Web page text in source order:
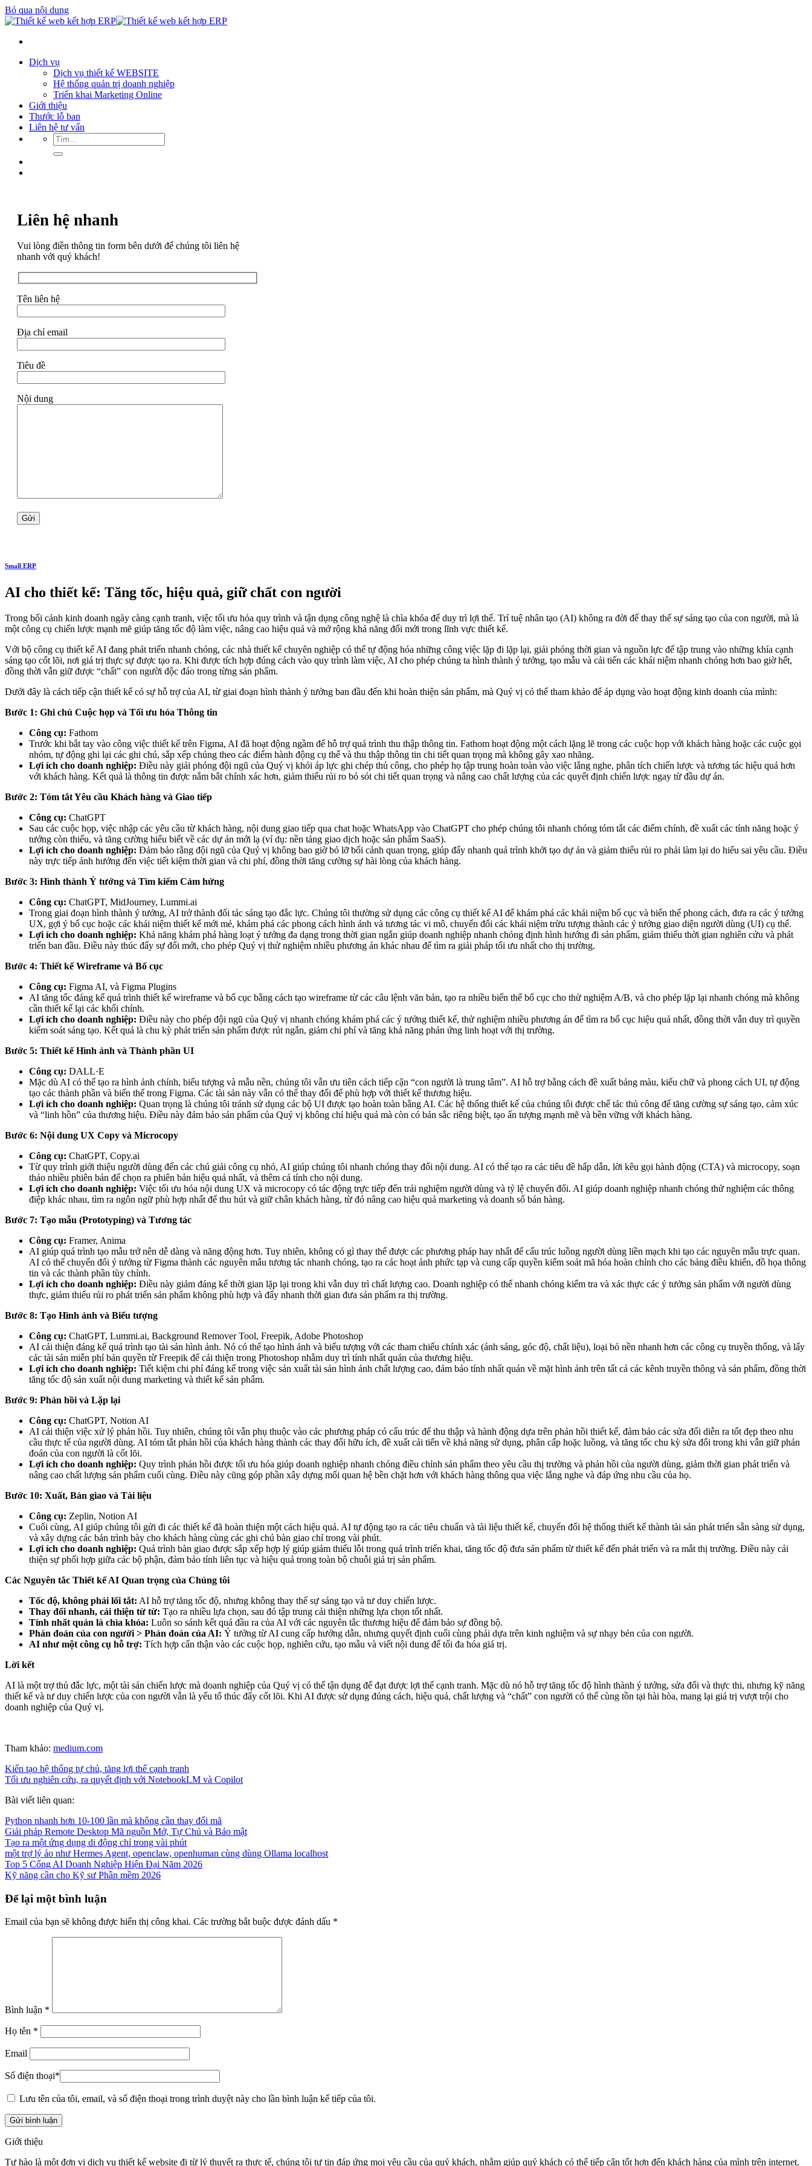
Bỏ qua nội dung
Dịch vụ
Dịch vụ thiết kế WEBSITE
Hệ thống quản trị doanh nghiệp
Triển khai Marketing Online
Giới thiệu
Thước lỗ ban
Liên hệ tư vấn
Liên hệ nhanh
Vui lòng điền thông tin form bên dưới để chúng tôi liên hệ
nhanh với quý khách!
Tên liên hệ
Địa chỉ email
Tiêu đề
Nội dung
Small ERP
AI cho thiết kế: Tăng tốc, hiệu quả, giữ chất con người
Trong bối cảnh kinh doanh ngày càng cạnh tranh, việc tối ưu hóa quy trình và tận dụng công nghệ là chìa khóa để duy trì lợi thế. Trí tuệ nhân tạo (AI) không ra đời để thay thế sự sáng tạo của con người, mà là
một công cụ chiến lược mạnh mẽ giúp tăng tốc độ làm việc, nâng cao hiệu quả và mở rộng khả năng đổi mới trong lĩnh vực thiết kế.
Với bộ công cụ thiết kế AI đang phát triển nhanh chóng, các nhà thiết kế chuyên nghiệp có thể tự động hóa những công việc lặp đi lặp lại, giải phóng thời gian và nguồn lực để tập trung vào những khía cạnh
sáng tạo cốt lõi, nơi giá trị thực sự được tạo ra. Khi được tích hợp đúng cách vào quy trình làm việc, AI cho phép chúng ta hình thành ý tưởng, tạo mẫu và cải tiến các khái niệm nhanh chóng hơn bao giờ hết,
đồng thời vẫn giữ được “chất” con người độc đáo trong từng sản phẩm.
Dưới đây là cách tiếp cận thiết kế có sự hỗ trợ của AI, từ giai đoạn hình thành ý tưởng ban đầu đến khi hoàn thiện sản phẩm, mà Quý vị có thể tham khảo để áp dụng vào hoạt động kinh doanh của mình:
Bước 1: Ghi chú Cuộc họp và Tối ưu hóa Thông tin
Công cụ: Fathom
Trước khi bắt tay vào công việc thiết kế trên Figma, AI đã hoạt động ngầm để hỗ trợ quá trình thu thập thông tin. Fathom hoạt động một cách lặng lẽ trong các cuộc họp với khách hàng hoặc các cuộc gọi
nhóm, tự động ghi lại các ghi chú, sắp xếp chúng theo các điểm hành động cụ thể và thu thập thông tin chi tiết quan trọng mà không gây xao nhãng.
Lợi ích cho doanh nghiệp: Điều này giải phóng đội ngũ của Quý vị khỏi áp lực ghi chép thủ công, cho phép họ tập trung hoàn toàn vào việc lắng nghe, phân tích chiến lược và tương tác hiệu quả hơn
với khách hàng. Kết quả là thông tin được nắm bắt chính xác hơn, giảm thiểu rủi ro bỏ sót chi tiết quan trọng và nâng cao chất lượng của các quyết định chiến lược ngay từ đầu dự án.
Bước 2: Tóm tắt Yêu cầu Khách hàng và Giao tiếp
Công cụ: ChatGPT
Sau các cuộc họp, việc nhập các yêu cầu từ khách hàng, nội dung giao tiếp qua chat hoặc WhatsApp vào ChatGPT cho phép chúng tôi nhanh chóng tóm tắt các điểm chính, đề xuất các tính năng hoặc ý
tưởng còn thiếu, và tăng cường hiểu biết về các dự án mới lạ (ví dụ: nền tảng giao dịch hoặc sản phẩm SaaS).
Lợi ích cho doanh nghiệp: Đảm bảo rằng đội ngũ của Quý vị không bao giờ bỏ lỡ bối cảnh quan trọng, giúp đẩy nhanh quá trình khởi tạo dự án và giảm thiểu rủi ro phải làm lại do hiểu sai yêu cầu. Điều
này trực tiếp ảnh hưởng đến việc tiết kiệm thời gian và chi phí, đồng thời tăng cường sự hài lòng của khách hàng.
Bước 3: Hình thành Ý tưởng và Tìm kiếm Cảm hứng
Công cụ: ChatGPT, MidJourney, Lummi.ai
Trong giai đoạn hình thành ý tưởng, AI trở thành đối tác sáng tạo đắc lực. Chúng tôi thường sử dụng các công cụ thiết kế AI để khám phá các khái niệm bố cục và biến thể phong cách, đưa ra các ý tưởng
UX, gợi ý bố cục hoặc các khái niệm thiết kế mới mẻ, khám phá các phong cách hình ảnh và tương tác vi mô, chuyển đổi các khái niệm trừu tượng thành các ý tưởng giao diện người dùng (UI) cụ thể.
Lợi ích cho doanh nghiệp: Khả năng khám phá hàng loạt ý tưởng đa dạng trong thời gian ngắn giúp doanh nghiệp nhanh chóng định hình hướng đi sản phẩm, giảm thiểu thời gian nghiên cứu và phát
triển ban đầu. Điều này thúc đẩy sự đổi mới, cho phép Quý vị thử nghiệm nhiều phương án khác nhau để tìm ra giải pháp tối ưu nhất cho thị trường.
Bước 4: Thiết kế Wireframe và Bố cục
Công cụ: Figma AI, và Figma Plugins
AI tăng tốc đáng kể quá trình thiết kế wireframe và bố cục bằng cách tạo wireframe từ các câu lệnh văn bản, tạo ra nhiều biến thể bố cục cho thử nghiệm A/B, và cho phép lặp lại nhanh chóng mà không
cần thiết kế lại các khối chính.
Lợi ích cho doanh nghiệp: Điều này cho phép đội ngũ của Quý vị nhanh chóng khám phá các ý tưởng thiết kế, thử nghiệm nhiều phương án để tìm ra bố cục hiệu quả nhất, đồng thời vẫn duy trì quyền
kiểm soát sáng tạo. Kết quả là chu kỳ phát triển sản phẩm được rút ngắn, giảm chi phí và tăng khả năng phản ứng linh hoạt với thị trường.
Bước 5: Thiết kế Hình ảnh và Thành phần UI
Công cụ: DALL·E
Mặc dù AI có thể tạo ra hình ảnh chính, biểu tượng và mẫu nền, chúng tôi vẫn ưu tiên cách tiếp cận “con người là trung tâm”. AI hỗ trợ bằng cách đề xuất bảng màu, kiểu chữ và phong cách UI, tự động
tạo các thành phần và biến thể trong Figma. Các tài sản này vẫn có thể thay đổi để phù hợp với thiết kế thương hiệu.
Lợi ích cho doanh nghiệp: Quan trọng là chúng tôi tránh sử dụng các bộ UI được tạo hoàn toàn bằng AI. Các hệ thống thiết kế của chúng tôi được chế tác thủ công để tăng cường sự sáng tạo, cảm xúc
và “linh hồn” của thương hiệu. Điều này đảm bảo sản phẩm của Quý vị không chỉ hiệu quả mà còn có bản sắc riêng biệt, tạo ấn tượng mạnh mẽ và bền vững với khách hàng.
Bước 6: Nội dung UX Copy và Microcopy
Công cụ: ChatGPT, Copy.ai
Từ quy trình giới thiệu người dùng đến các chú giải công cụ nhỏ, AI giúp chúng tôi nhanh chóng thay đổi nội dung. AI có thể tạo ra các tiêu đề hấp dẫn, lời kêu gọi hành động (CTA) và microcopy, soạn
thảo nhiều phiên bản để chọn ra phiên bản hiệu quả nhất, và thêm cá tính cho nội dung.
Lợi ích cho doanh nghiệp: Việc tối ưu hóa nội dung UX và microcopy có tác động trực tiếp đến trải nghiệm người dùng và tỷ lệ chuyển đổi. AI giúp doanh nghiệp nhanh chóng thử nghiệm các thông
điệp khác nhau, tìm ra ngôn ngữ phù hợp nhất để thu hút và giữ chân khách hàng, từ đó nâng cao hiệu quả marketing và doanh số bán hàng.
Bước 7: Tạo mẫu (Prototyping) và Tương tác
Công cụ: Framer, Anima
AI giúp quá trình tạo mẫu trở nên dễ dàng và năng động hơn. Tuy nhiên, không có gì thay thế được các phương pháp hay nhất để cấu trúc luồng người dùng liền mạch khi tạo các nguyên mẫu trực quan.
AI có thể chuyển đổi ý tưởng từ Figma thành các nguyên mẫu tương tác nhanh chóng, tạo ra các hoạt ảnh phức tạp và cung cấp quyền kiểm soát mã hóa hoàn chỉnh cho các bảng điều khiển, đồ họa thông
tin và các thành phần tùy chỉnh.
Lợi ích cho doanh nghiệp: Điều này giảm đáng kể thời gian lặp lại trong khi vẫn duy trì chất lượng cao. Doanh nghiệp có thể nhanh chóng kiểm tra và xác thực các ý tưởng sản phẩm với người dùng
thực, giảm thiểu rủi ro phát triển sản phẩm không phù hợp và đẩy nhanh thời gian đưa sản phẩm ra thị trường.
Bước 8: Tạo Hình ảnh và Biểu tượng
Công cụ: ChatGPT, Lummi.ai, Background Remover Tool, Freepik, Adobe Photoshop
AI cải thiện đáng kể quá trình tạo tài sản hình ảnh. Nó có thể tạo hình ảnh và biểu tượng với các tham chiếu chính xác (ánh sáng, góc độ, chất liệu), loại bỏ nền nhanh hơn các công cụ truyền thống, và lấy
các tài sản miễn phí bản quyền từ Freepik để cải thiện trong Photoshop nhằm duy trì tính nhất quán của thương hiệu.
Lợi ích cho doanh nghiệp: Tiết kiệm chi phí đáng kể trong việc sản xuất tài sản hình ảnh chất lượng cao, đảm bảo tính nhất quán về mặt hình ảnh trên tất cả các kênh truyền thông và sản phẩm, đồng thời
tăng tốc độ sản xuất nội dung marketing và thiết kế sản phẩm.
Bước 9: Phản hồi và Lặp lại
Công cụ: ChatGPT, Notion AI
AI cải thiện việc xử lý phản hồi. Tuy nhiên, chúng tôi vẫn phụ thuộc vào các phương pháp có cấu trúc để thu thập và hành động dựa trên phản hồi thiết kế, đảm bảo các sửa đổi diễn ra tốt đẹp theo nhu
cầu thực tế của người dùng. AI tóm tắt phản hồi của khách hàng thành các thay đổi hữu ích, đề xuất cải tiến về khả năng sử dụng, phân cấp hoặc luồng, và tăng tốc chu kỳ sửa đổi trong khi vẫn giữ phán
đoán của con người là cốt lõi.
Lợi ích cho doanh nghiệp: Quy trình phản hồi được tối ưu hóa giúp doanh nghiệp nhanh chóng điều chỉnh sản phẩm theo yêu cầu thị trường và phản hồi của người dùng, giảm thời gian phát triển và
nâng cao chất lượng sản phẩm cuối cùng. Điều này cũng góp phần xây dựng mối quan hệ bền chặt hơn với khách hàng thông qua việc lắng nghe và đáp ứng nhu cầu của họ.
Bước 10: Xuất, Bàn giao và Tài liệu
Công cụ: Zeplin, Notion AI
Cuối cùng, AI giúp chúng tôi gửi đi các thiết kế đã hoàn thiện một cách hiệu quả. AI tự động tạo ra các tiêu chuẩn và tài liệu thiết kế, chuyển đổi hệ thống thiết kế thành tài sản phát triển sẵn sàng sử dụng,
và xây dựng các bản trình bày cho khách hàng cùng các ghi chú bàn giao chỉ trong vài phút.
Lợi ích cho doanh nghiệp: Quá trình bàn giao được sắp xếp hợp lý giúp giảm thiểu lỗi trong quá trình triển khai, tăng tốc độ đưa sản phẩm từ thiết kế đến phát triển và ra mắt thị trường. Điều này cải
thiện sự phối hợp giữa các bộ phận, đảm bảo tính liên tục và hiệu quả trong toàn bộ chuỗi giá trị sản phẩm.
Các Nguyên tắc Thiết kế AI Quan trọng của Chúng tôi
Tốc độ, không phải lối tắt: AI hỗ trợ tăng tốc độ, nhưng không thay thế sự sáng tạo và tư duy chiến lược.
Thay đổi nhanh, cải thiện từ từ: Tạo ra nhiều lựa chọn, sau đó tập trung cải thiện những lựa chọn tốt nhất.
Tính nhất quán là chìa khóa: Luôn so sánh kết quả đầu ra của AI với các nguyên tắc thương hiệu để đảm bảo sự đồng bộ.
Phán đoán của con người > Phán đoán của AI: Ý tưởng từ AI cung cấp hướng dẫn, nhưng quyết định cuối cùng phải dựa trên kinh nghiệm và sự nhạy bén của con người.
AI như một công cụ hỗ trợ: Tích hợp cẩn thận vào các cuộc họp, nghiên cứu, tạo mẫu và viết nội dung để tối đa hóa giá trị.
Lời kết
AI là một trợ thủ đắc lực, một tài sản chiến lược mà doanh nghiệp của Quý vị có thể tận dụng để đạt được lợi thế cạnh tranh. Mặc dù nó hỗ trợ tăng tốc độ hình thành ý tưởng, sửa đổi và thực thi, nhưng kỹ năng
thiết kế và tư duy chiến lược của con người vẫn là yếu tố thúc đẩy cốt lõi. Khi AI được sử dụng đúng cách, hiệu quả, chất lượng và “chất” con người có thể cùng tồn tại hài hòa, mang lại giá trị vượt trội cho
doanh nghiệp của Quý vị.
Tham khảo: medium.com
Kiến tạo hệ thống tự chủ, tăng lợi thế cạnh tranh
Tối ưu nghiên cứu, ra quyết định với NotebookLM và Copilot
Bài viết liên quan:
Python nhanh hơn 10-100 lần mà không cần thay đổi mã
Giải pháp Remote Desktop Mã nguồn Mở, Tự Chủ và Bảo mật
Tạo ra một ứng dụng di động chỉ trong vài phút
một trợ lý ảo như Hermes Agent, openclaw, openhuman cùng dùng Ollama localhost
Top 5 Cổng AI Doanh Nghiệp Hiện Đại Năm 2026
Kỹ năng cần cho Kỹ sư Phần mềm 2026
Để lại một bình luận
Email của bạn sẽ không được hiển thị công khai. Các trường bắt buộc được đánh dấu *
Bình luận *
Họ tên *
Email
Số điện thoại*
Lưu tên của tôi, email, và số điện thoại trong trình duyệt này cho lần bình luận kế tiếp của tôi.
Giới thiệu
Tự hào là một đơn vị dịch vụ thiết kế website đi từ lý thuyết ra thực tế, chúng tôi tự tin đáp ứng mọi yêu cầu của quý khách, nhằm giúp quý khách có thể tiếp cận tốt hơn đến khách hàng của mình trên internet.